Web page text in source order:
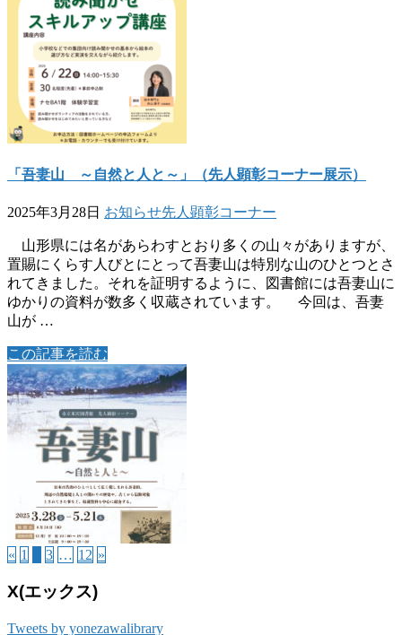
「吾妻山 ～自然と人と～」（先人顕彰コーナー展示）
2025年3月28日 お知らせ先人顕彰コーナー
山形県には名があらわすとおり多くの山々がありますが、
置賜にくらす人びとにとって吾妻山は特別な山のひとつとさ
れてきました。それを証明するように、図書館には吾妻山に
ゆかりの資料が数多く収蔵されています。 今回は、吾妻
山が …
この記事を読む
« 1 3 … 12 »
X(エックス)
Tweets by yonezawalibrary